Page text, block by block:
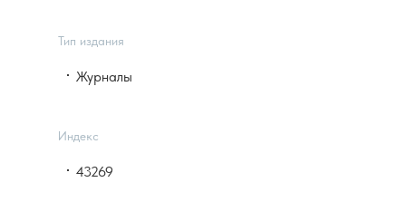
Тип издания
Журналы
Индекс
43269